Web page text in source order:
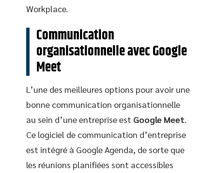
Workplace.
Communication
organisationnelle avec Google
Meet
L’une des meilleures options pour avoir une
bonne communication organisationnelle
au sein d’une entreprise est Google Meet.
Ce logiciel de communication d’entreprise
est intégré à Google Agenda, de sorte que
les réunions planifiées sont accessibles